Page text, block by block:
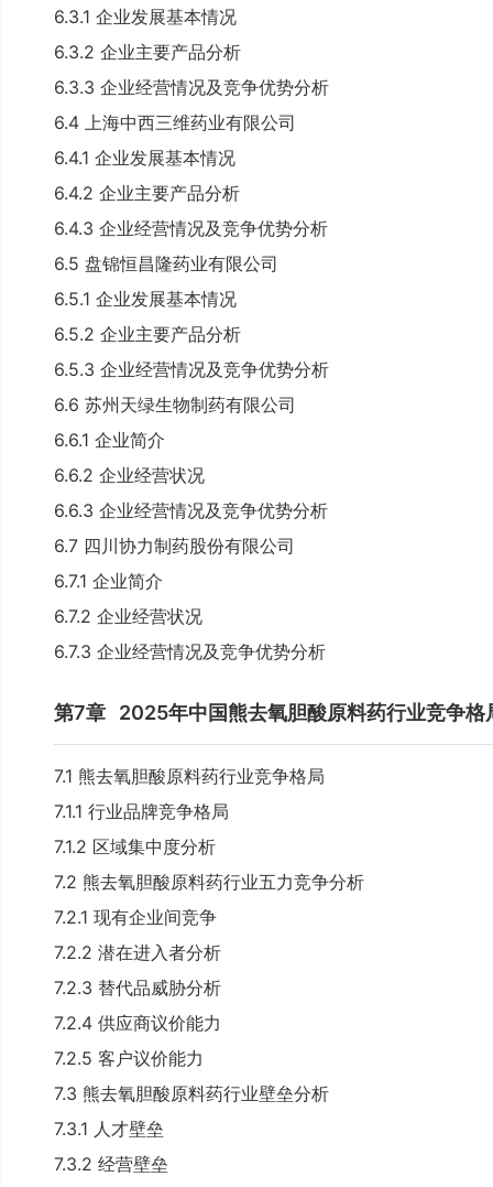
6.3.1 企业发展基本情况
6.3.2 企业主要产品分析
6.3.3 企业经营情况及竞争优势分析
6.4 上海中西三维药业有限公司
6.4.1 企业发展基本情况
6.4.2 企业主要产品分析
6.4.3 企业经营情况及竞争优势分析
6.5 盘锦恒昌隆药业有限公司
6.5.1 企业发展基本情况
6.5.2 企业主要产品分析
6.5.3 企业经营情况及竞争优势分析
6.6 苏州天绿生物制药有限公司
6.6.1 企业简介
6.6.2 企业经营状况
6.6.3 企业经营情况及竞争优势分析
6.7 四川协力制药股份有限公司
6.7.1 企业简介
6.7.2 企业经营状况
6.7.3 企业经营情况及竞争优势分析
第7章 2025年中国熊去氧胆酸原料药行业竞争格
7.1 熊去氧胆酸原料药行业竞争格局
7.1.1 行业品牌竞争格局
7.1.2 区域集中度分析
7.2 熊去氧胆酸原料药行业五力竞争分析
7.2.1 现有企业间竞争
7.2.2 潜在进入者分析
7.2.3 替代品威胁分析
7.2.4 供应商议价能力
7.2.5 客户议价能力
7.3 熊去氧胆酸原料药行业壁垒分析
7.3.1 人才壁垒
7.3.2 经营壁垒